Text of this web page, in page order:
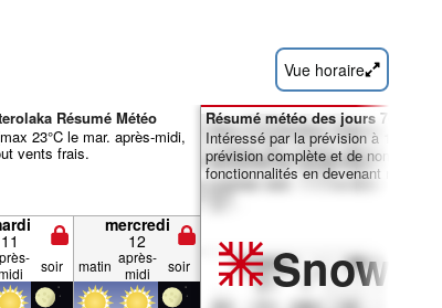
Vue horaire
Résumé Météo
23°C le mar. après-midi,
vents frais.
11
mercredi
12
soir matin après-
midi
soir
Résumé météo des jours 7-16 :
Intéressé par la prévision à 16 jours
prévision complète et de
fonctionnalités en devenant membre
Snow